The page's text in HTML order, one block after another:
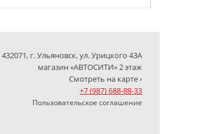
432071, г. Ульяновск, ул. Урицкого 43А
магазин «АВТОСИТИ» 2 этаж
Смотреть на карте ›
+7 (987) 688-88-33
Пользовательское соглашение